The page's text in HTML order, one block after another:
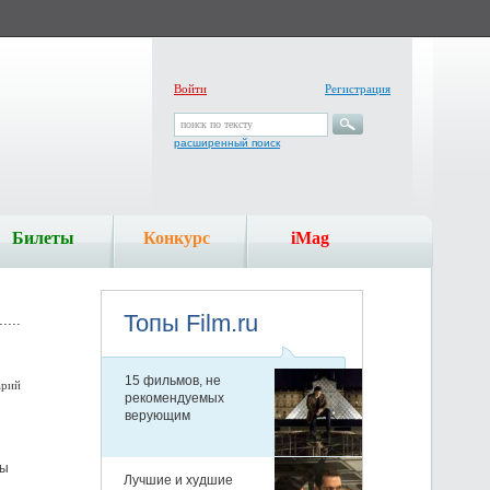
Войти Регистрация
поиск по тексту
расширенный поиск
Билеты Конкурс iMag